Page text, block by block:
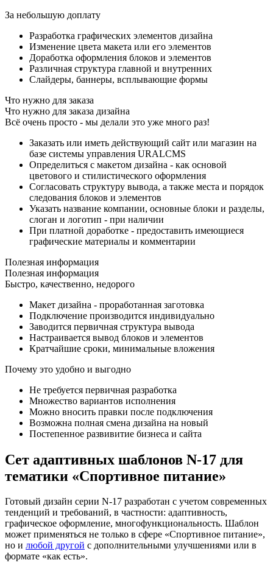
За небольшую доплату
Разработка графических элементов дизайна
Изменение цвета макета или его элементов
Доработка оформления блоков и элементов
Различная структура главной и внутренних
Слайдеры, баннеры, всплывающие формы
Что нужно для заказа
Что нужно для заказа дизайна
Всё очень просто - мы делали это уже много раз!
Заказать или иметь действующий сайт или магазин на
базе системы управления URALCMS
Определиться с макетом дизайна - как основой
цветового и стилистического оформления
Согласовать структуру вывода, а также места и порядок
следования блоков и элементов
Указать название компании, основные блоки и разделы,
слоган и логотип - при наличии
При платной доработке - предоставить имеющиеся
графические материалы и комментарии
Полезная информация
Полезная информация
Быстро, качественно, недорого
Макет дизайна - проработанная заготовка
Подключение производится индивидуально
Заводится первичная структура вывода
Настраивается вывод блоков и элементов
Кратчайшие сроки, минимальные вложения
Почему это удобно и выгодно
Не требуется первичная разработка
Множество вариантов исполнения
Можно вносить правки после подключения
Возможна полная смена дизайна на новый
Постепенное развивитие бизнеса и сайта
Сет адаптивных шаблонов N-17 для
тематики «Спортивное питание»
Готовый дизайн серии N-17 разработан с учетом современных
тенденций и требований, в частности: адаптивность,
графическое оформление, многофункциональность. Шаблон
может применяться не только в сфере «Спортивное питание»,
но и любой другой с дополнительными улучшениями или в
формате «как есть».